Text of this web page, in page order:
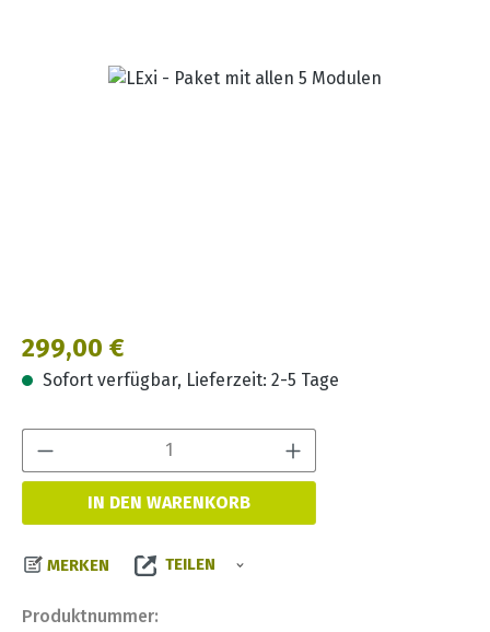
Bildergalerie überspringen
Regulärer Preis:
299,00 €
Sofort verfügbar, Lieferzeit: 2-5 Tage
IN DEN WARENKORB
MERKEN TEILEN
Produktnummer: